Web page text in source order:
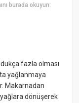
burada okuyun:
fazla olması
yağlanmaya
Makarnadan
yağlara dönüşerek